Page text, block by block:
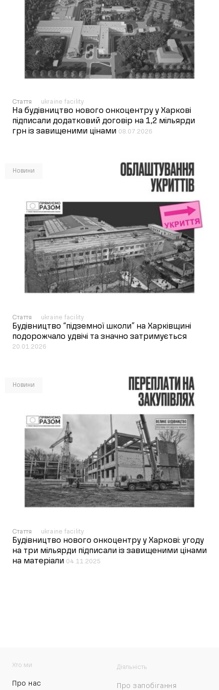
Стаття ukraine facility
На будівництво нового онкоцентру у Харкові
підписали додатковий договір на 1,2 мільярди
грн із завищеними цінами 08.07.2026
Новини
Стаття ukraine facility
Будівництво “підземної школи” на Харківщині
подорожчало удвічі та значно затримується
20.01.2026
Новини
Стаття ukraine facility
Будівництво нового онкоцентру у Харкові: угоду
на три мільярди підписали із завищеними цінами
на матеріали 04.11.2025
Хто ми
Про нас
Діяльність
Про запобігання